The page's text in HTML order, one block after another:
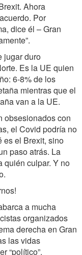
Ahora
Por
dice él – Gran
jugar duro
Es la UE quien
6-8% de los
mientras que el
van a la UE.
obsesionados con
el Covid podría no
es el Brexit, sino
paso atrás. La
quién culpar. Y no
a mucha
organizados
derecha en Gran
las vidas
“político”.